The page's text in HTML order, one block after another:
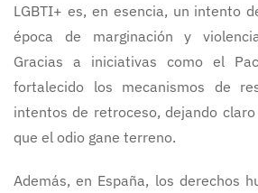
LGBTI+ es, en esencia, un intento
época de marginación y
Gracias a iniciativas como el
fortalecido los mecanismos de
intentos de retroceso, dejando
que el odio gane terreno.
Además, en España, los derechos